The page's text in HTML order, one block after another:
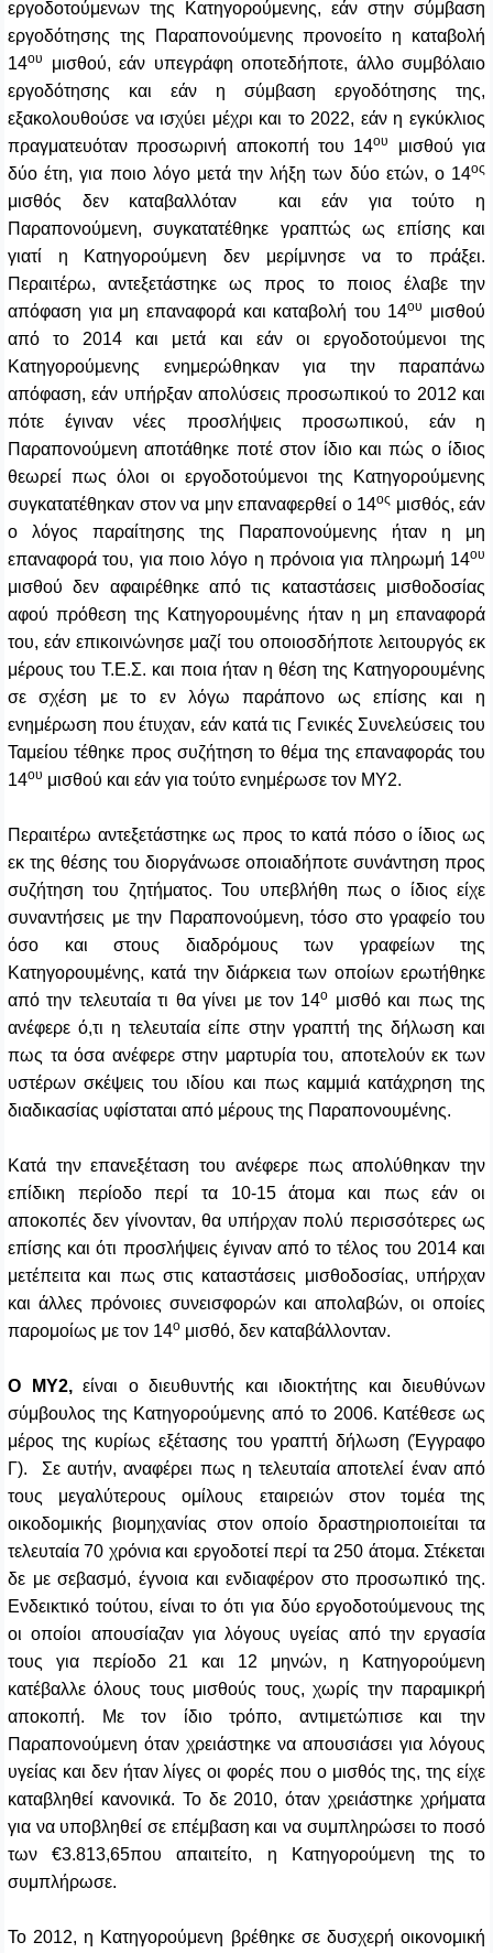
εργοδοτούμενων της Κατηγορούμενης, εάν στην σύμβαση
εργοδότησης της Παραπονούμενης προνοείτο η καταβολή
14ου
μισθού, εάν υπεγράφη οποτεδήποτε, άλλο συμβόλαιο
εργοδότησης και εάν η σύμβαση εργοδότησης της,
εξακολουθούσε να ισχύει μέχρι και το 2022, εάν η εγκύκλιος
πραγματευόταν προσωρινή αποκοπή του 14ου
μισθού για
δύο έτη, για ποιο λόγο μετά την λήξη των δύο ετών, ο 14ος
μισθός δεν καταβαλλόταν και εάν για τούτο η
Παραπονούμενη, συγκατατέθηκε γραπτώς ως επίσης και
γιατί η Κατηγορούμενη δεν μερίμνησε να το πράξει.
Περαιτέρω, αντεξετάστηκε ως προς το ποιος έλαβε την
απόφαση για μη επαναφορά και καταβολή του 14ου
μισθού
από το 2014 και μετά και εάν οι εργοδοτούμενοι της
Κατηγορούμενης ενημερώθηκαν για την παραπάνω
απόφαση, εάν υπήρξαν απολύσεις προσωπικού το 2012 και
πότε έγιναν νέες προσλήψεις προσωπικού, εάν η
Παραπονούμενη αποτάθηκε ποτέ στον ίδιο και πώς ο ίδιος
θεωρεί πως όλοι οι εργοδοτούμενοι της Κατηγορούμενης
συγκατατέθηκαν στον να μην επαναφερθεί ο 14ος μισθός, εάν
ο λόγος παραίτησης της Παραπονούμενης ήταν η μη
επαναφορά του, για ποιο λόγο η πρόνοια για πληρωμή 14ου
μισθού δεν αφαιρέθηκε από τις καταστάσεις μισθοδοσίας
αφού πρόθεση της Κατηγορουμένης ήταν η μη επαναφορά
του, εάν επικοινώνησε μαζί του οποιοσδήποτε λειτουργός εκ
μέρους του Τ.Ε.Σ. και ποια ήταν η θέση της Κατηγορουμένης
σε σχέση με το εν λόγω παράπονο ως επίσης και η
ενημέρωση που έτυχαν, εάν κατά τις Γενικές Συνελεύσεις του
Ταμείου τέθηκε προς συζήτηση το θέμα της επαναφοράς του
14ου μισθού και εάν για τούτο ενημέρωσε τον ΜΥ2.
Περαιτέρω αντεξετάστηκε ως προς το κατά πόσο ο ίδιος ως
εκ της θέσης του διοργάνωσε οποιαδήποτε συνάντηση προς
συζήτηση του ζητήματος. Του υπεβλήθη πως ο ίδιος είχε
συναντήσεις με την Παραπονούμενη, τόσο στο γραφείο του
όσο και στους διαδρόμους των γραφείων της
Κατηγορουμένης, κατά την διάρκεια των οποίων ερωτήθηκε
από την τελευταία τι θα γίνει με τον 14ο μισθό και πως της
ανέφερε ό,τι η τελευταία είπε στην γραπτή της δήλωση και
πως τα όσα ανέφερε στην μαρτυρία του, αποτελούν εκ των
υστέρων σκέψεις του ιδίου και πως καμμιά κατάχρηση της
διαδικασίας υφίσταται από μέρους της Παραπονουμένης.
Κατά την επανεξέταση του ανέφερε πως απολύθηκαν την
επίδικη περίοδο περί τα 10-15 άτομα και πως εάν οι
αποκοπές δεν γίνονταν, θα υπήρχαν πολύ περισσότερες ως
επίσης και ότι προσλήψεις έγιναν από το τέλος του 2014 και
μετέπειτα και πως στις καταστάσεις μισθοδοσίας, υπήρχαν
και άλλες πρόνοιες συνεισφορών και απολαβών, οι οποίες
παρομοίως με τον 14ο μισθό, δεν καταβάλλονταν.
Ο ΜΥ2, είναι ο διευθυντής και ιδιοκτήτης και διευθύνων
σύμβουλος της Κατηγορούμενης από το 2006. Κατέθεσε ως
μέρος της κυρίως εξέτασης του γραπτή δήλωση (Έγγραφο
Γ). Σε αυτήν, αναφέρει πως η τελευταία αποτελεί έναν από
τους μεγαλύτερους ομίλους εταιρειών στον τομέα της
οικοδομικής βιομηχανίας στον οποίο δραστηριοποιείται τα
τελευταία 70 χρόνια και εργοδοτεί περί τα 250 άτομα. Στέκεται
δε με σεβασμό, έγνοια και ενδιαφέρον στο προσωπικό της.
Ενδεικτικό τούτου, είναι το ότι για δύο εργοδοτούμενους της
οι οποίοι απουσίαζαν για λόγους υγείας από την εργασία
τους για περίοδο 21 και 12 μηνών, η Κατηγορούμενη
κατέβαλλε όλους τους μισθούς τους, χωρίς την παραμικρή
αποκοπή. Με τον ίδιο τρόπο, αντιμετώπισε και την
Παραπονούμενη όταν χρειάστηκε να απουσιάσει για λόγους
υγείας και δεν ήταν λίγες οι φορές που ο μισθός της, της είχε
καταβληθεί κανονικά. Το δε 2010, όταν χρειάστηκε χρήματα
για να υποβληθεί σε επέμβαση και να συμπληρώσει το ποσό
των €3.813,65που απαιτείτο, η Κατηγορούμενη της το
συμπλήρωσε.
Το 2012, η Κατηγορούμενη βρέθηκε σε δυσχερή οικονομική